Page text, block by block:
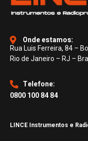
Onde estamos:
Rua Luis Ferreira, 84 –
Rio de Janeiro – RJ –
Telefone:
0800 100 84 84
LINCE Instrumentos e